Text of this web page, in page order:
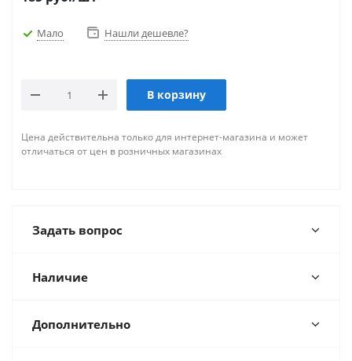
Мало Нашли дешевле?
В корзину
Цена действительна только для интернет-магазина и может
отличаться от цен в розничных магазинах
Задать вопрос
Наличие
Дополнительно